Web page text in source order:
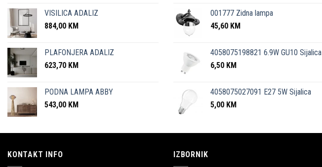
VISILICA ADALIZ
884,00 KM
PLAFONJERA ADALIZ
623,70 KM
PODNA LAMPA ABBY
543,00 KM
001777 Zidna lampa
45,60 KM
4058075198821 6.9W GU10 Sijalica
6,50 KM
4058075027091 E27 5W Sijalica
5,00 KM
KONTAKT INFO IZBORNIK